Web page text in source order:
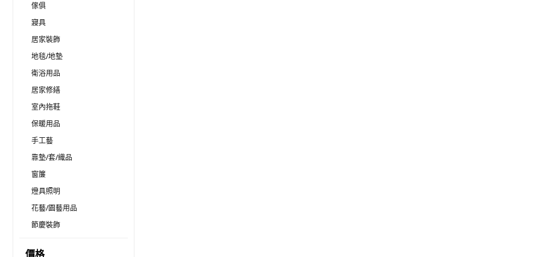
傢俱
寢具
居家裝飾
地毯/地墊
衛浴用品
居家修繕
室內拖鞋
保暖用品
手工藝
靠墊/套/織品
窗簾
燈具照明
花藝/園藝用品
節慶裝飾
價格